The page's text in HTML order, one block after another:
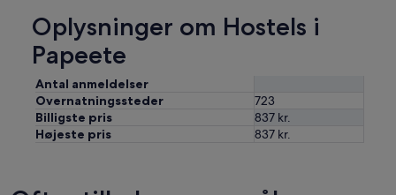
Yderligere
vilkårOplysninger om Hostels i
Papeete
Antal anmeldelser
Overnatningssteder
723
Billigste pris
837 kr.
Højeste pris
837 kr.